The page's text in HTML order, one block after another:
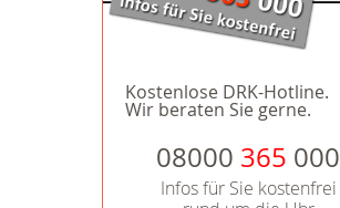
Kostenlose DRK-Hotline.
Wir beraten Sie gerne.
08000 365 000
Infos für Sie kostenfrei